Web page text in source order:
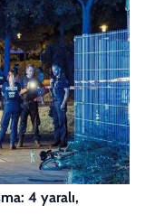
4 yaralı,